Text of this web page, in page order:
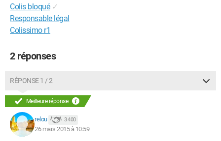
Colis bloqué ✓
Responsable légal
Colissimo r1
2 réponses
RÉPONSE 1 / 2
Meilleure réponse
relou 3 400
26 mars 2015 à 10:59